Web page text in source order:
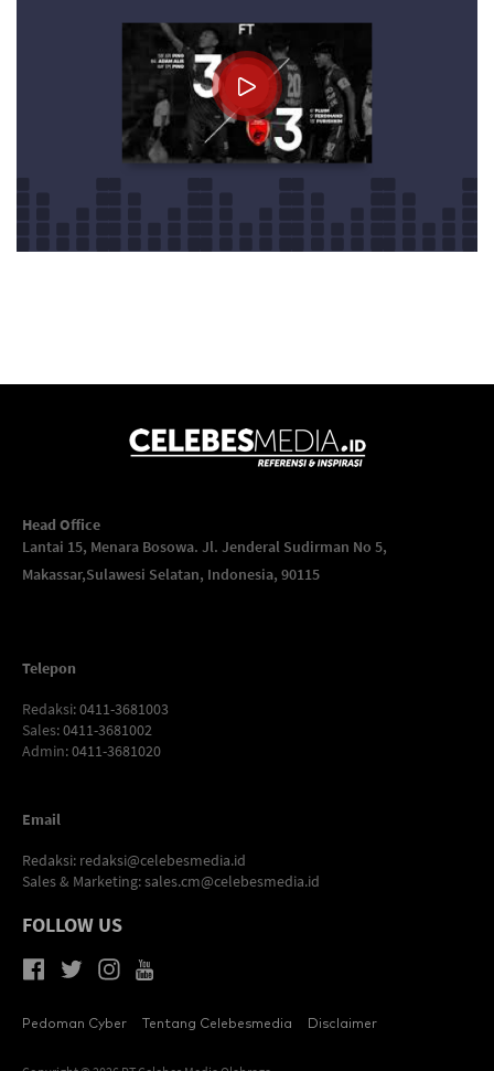
Head Office
Lantai 15, Menara Bosowa. Jl. Jenderal Sudirman No 5,
Makassar,Sulawesi Selatan, Indonesia, 90115
Telepon
Redaksi: 0411-3681003
Sales: 0411-3681002
Admin: 0411-3681020
Email
Redaksi: redaksi@celebesmedia.id
Sales & Marketing:sales.cm@celebesmedia.id
FOLLOW US
Pedoman Cyber Tentang Celebesmedia Disclaimer